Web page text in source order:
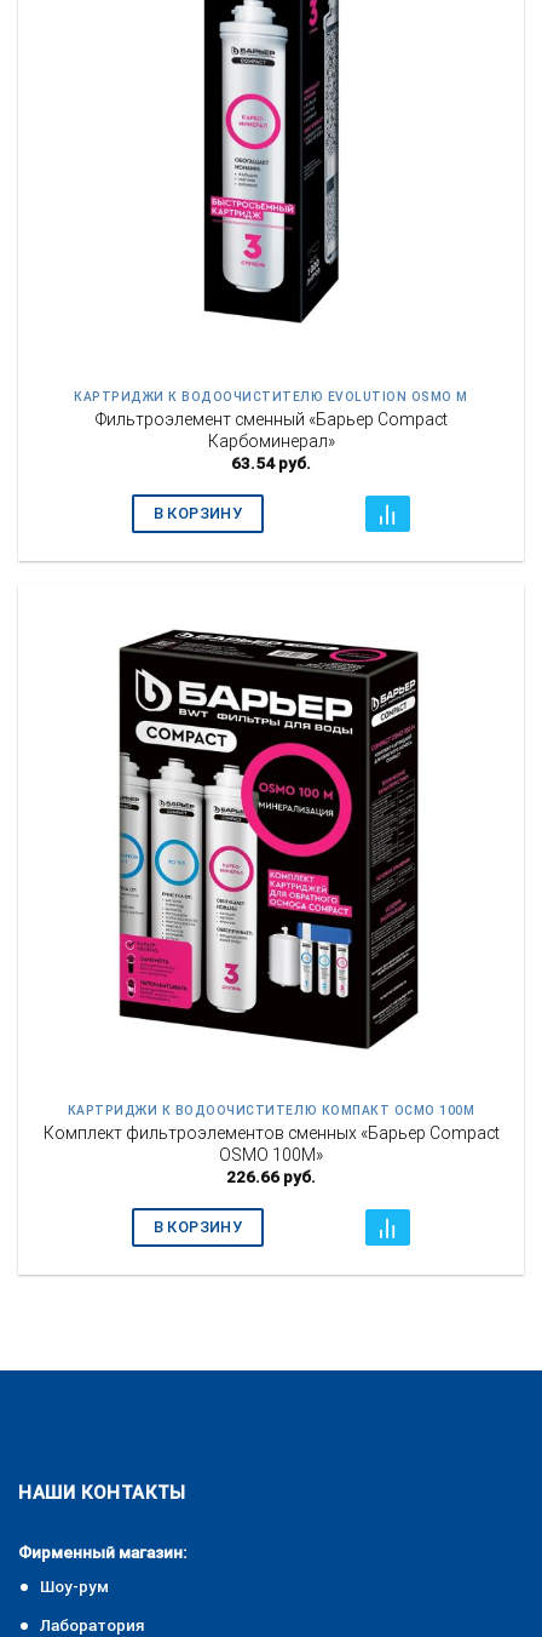
КАРТРИДЖИ К ВОДООЧИСТИТЕЛЮ EVOLUTION OSMO M
Фильтроэлемент сменный «Барьер Compact
Карбоминерал»
63.54руб.
В КОРЗИНУ
КАРТРИДЖИ К ВОДООЧИСТИТЕЛЮ КОМПАКТ ОСМО 100М
Комплект фильтроэлементов сменных «Барьер Compact
OSMO 100М»
226.66руб.
В КОРЗИНУ
НАШИ КОНТАКТЫ
Фирменный магазин:
Шоу-рум
Лаборатория